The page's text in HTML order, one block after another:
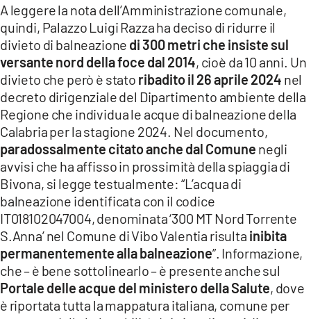
A leggere la nota dell’Amministrazione comunale,
quindi, Palazzo Luigi Razza ha deciso di ridurre il
divieto di balneazione di 300 metri che insiste sul
versante nord della foce dal 2014, cioè da 10 anni. Un
divieto che però è stato ribadito il 26 aprile 2024 nel
decreto dirigenziale del Dipartimento ambiente della
Regione che individua le acque di balneazione della
Calabria per la stagione 2024. Nel documento,
paradossalmente citato anche dal Comune negli
avvisi che ha affisso in prossimità della spiaggia di
Bivona, si legge testualmente: “L’acqua di
balneazione identificata con il codice
IT018102047004, denominata ‘300 MT Nord Torrente
S.Anna’ nel Comune di Vibo Valentia risulta inibita
permanentemente alla balneazione”. Informazione,
che – è bene sottolinearlo – è presente anche sul
Portale delle acque del ministero della Salute, dove
è riportata tutta la mappatura italiana, comune per